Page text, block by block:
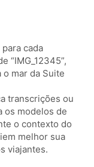
cada
“IMG_12345”,
o mar da Suite
transcrições ou
os modelos de
o contexto do
melhor sua
viajantes.